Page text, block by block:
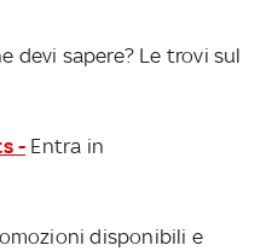
devi sapere? Le trovi sul
- Entra in
disponibili e